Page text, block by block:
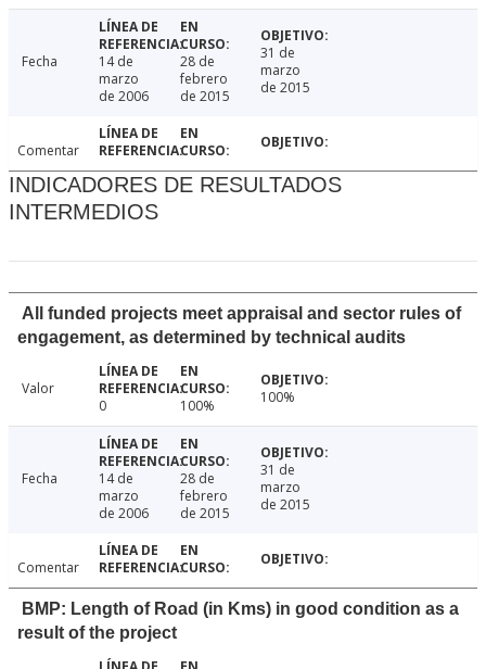
Fecha
14 de
marzo
de 2006
28 de
febrero
de 2015
31 de
marzo
de 2015
Comentar
INDICADORES DE RESULTADOS
INTERMEDIOS
All funded projects meet appraisal and sector rules of
engagement, as determined by technical audits
Valor
0
100% 100%
Fecha
14 de
marzo
de 2006
28 de
febrero
de 2015
31 de
marzo
de 2015
Comentar
BMP: Length of Road (in Kms) in good condition as a
result of the project